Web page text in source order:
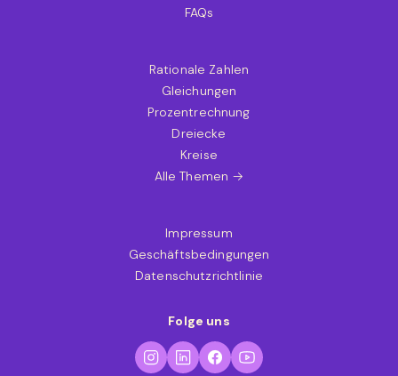
FAQs
Rationale Zahlen
Gleichungen
Prozentrechnung
Dreiecke
Kreise
Alle Themen →
Impressum
Geschäftsbedingungen
Datenschutzrichtlinie
Folge uns